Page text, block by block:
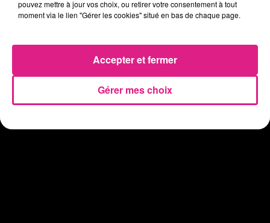
4 août 2026
Eclipse Solaire du 12 août : où voir ce phénomène en Lorraine ?
Chalets de Noël solidaires : la ville de Metz lance un appel à...
Vosges : les feux d’artifice de Gérardmer sont annulés
pouvez mettre à jour vos choix, ou retirer votre consentement à tout
moment via le lien "Gérer les cookies" situé en bas de chaque page.
Gérer mes choix
Accepter et fermer